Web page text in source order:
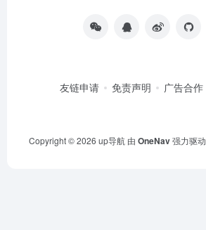
友链申请 免责声明 广告合作
Copyright © 2026 up导航 由 OneNav强力驱动